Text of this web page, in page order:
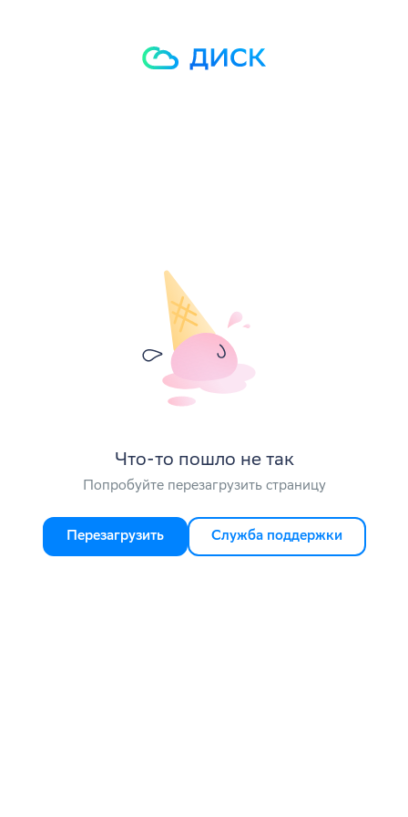
Что-то пошло не так
Попробуйте перезагрузить страницу
Перезагрузить Служба поддержки